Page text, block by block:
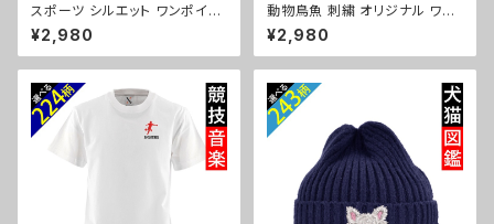
スポーツ シルエット ワンポイン
ト エプロン 刺繍 ワンピース レ
ディース 撥水加工 おしゃれ か
わいい 脇ボタン マタニティ ミド
無地 サロン リボン ブラック 黒
グッズ 文字 面白い おもしろ 卒
団 記念品 部活 卒業 ori-a-tao
15-b08-s
¥2,980
動物鳥魚 刺繍 オリジナル ワン
ポイント ニット キャップ ワッチ
リブニット 帽子 ニット帽 リブ編
み メンズ レディース 秋冬 自社
れ プレゼント 馬 鳥 インコ 文鳥
パンダ 魚 動物 ori-a-cap25-
b06-s
¥2,980